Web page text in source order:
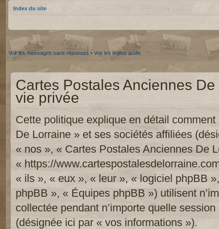
Index du site
Voir les messages sans réponses • Voir les sujets actifs
Cartes Postales Anciennes
vie privée
Cette politique explique en détail
De Lorraine » et ses sociétés affiliées
« nos », « Cartes Postales Anciennes De
« https://
« ils », « eux », « leur », « logiciel phpBB
phpBB », « Équipes phpBB ») utilisent
collectée pendant n’importe quelle
(désignée ici par « vos informations »).